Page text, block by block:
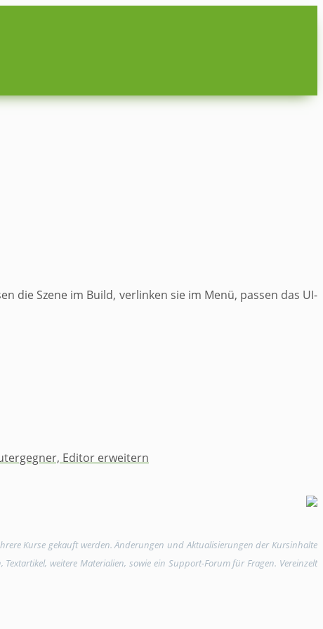
die Szene im Build, verlinken sie im Menü, passen das UI-
Editor erweitern
Kurse gekauft werden. Änderungen und Aktualisierungen der Kursinhalte
weitere Materialien, sowie ein Support-Forum für Fragen. Vereinzelt